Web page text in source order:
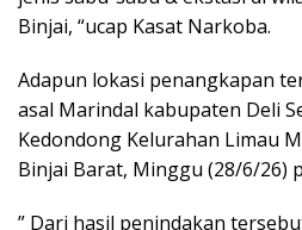
Binjai, “ucap Kasat Narkoba.
Adapun lokasi penangkapan
asal Marindal kabupaten Deli
Kedondong Kelurahan Limau
Binjai Barat, Minggu (28/6/26)
” Dari hasil penindakan